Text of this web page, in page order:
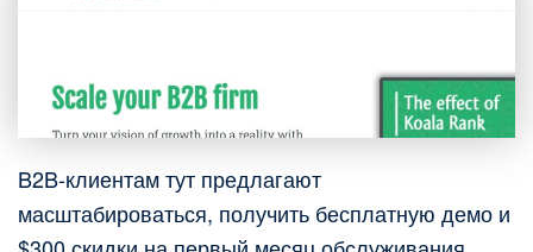
B2B-клиентам тут предлагают
масштабироваться, получить бесплатную демо и